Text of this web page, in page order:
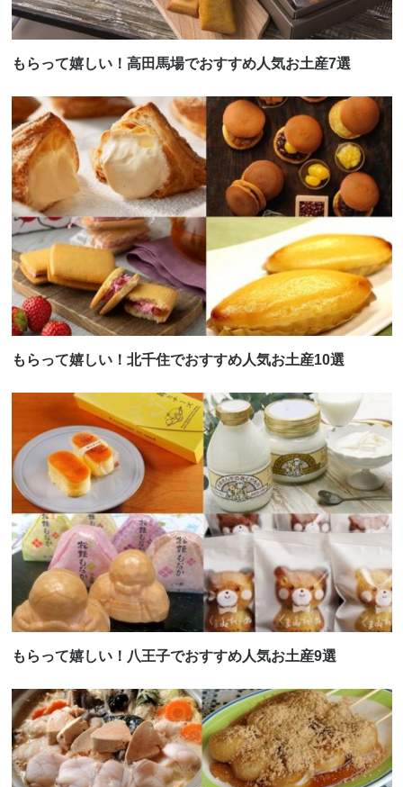
もらって嬉しい！高田馬場でおすすめ人気お土産7選
もらって嬉しい！北千住でおすすめ人気お土産10選
もらって嬉しい！八王子でおすすめ人気お土産9選